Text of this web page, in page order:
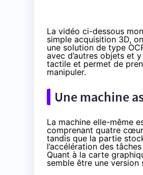
La vidéo ci-dessous
simple acquisition 3D,
une solution de type
avec d’autres objets et
tactile et permet de
manipuler.
Une machine
La machine elle-même
comprenant quatre
tandis que la partie
l’accélération des
Quant à la carte
semble être une version